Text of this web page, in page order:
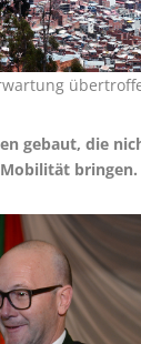
gebaut, die
bringen.